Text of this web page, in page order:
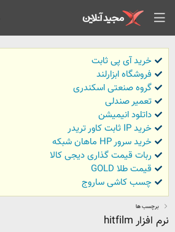
خرید آی پی ثابت
فروشگاه ابزارلند
گروه صنعتی اسکندری
تعمیر صندلی
داتلود انیمیشن
خرید IP ثابت کاور تریدر
خرید سرور HP ماهان شبکه
ربات قیمت گذاری دیجی کالا
قیمت طلا GOLD
چسب کاشی ساروج
برچسب ها
نرم افزار hitfilm